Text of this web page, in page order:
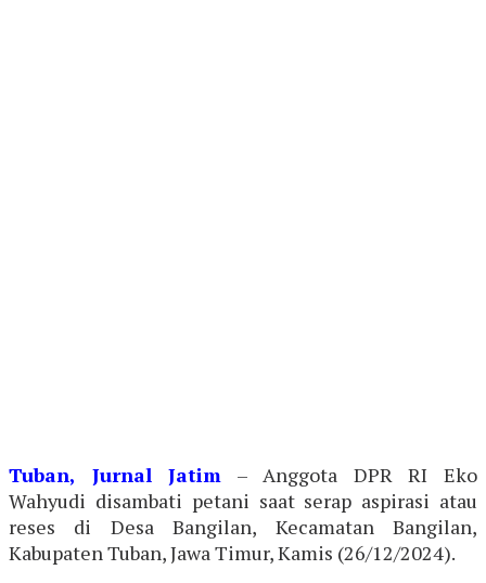
Tuban, Jurnal Jatim – Anggota DPR RI Eko
Wahyudi disambati petani saat serap aspirasi atau
reses di Desa Bangilan, Kecamatan Bangilan,
Kabupaten Tuban, Jawa Timur, Kamis (26/12/2024).